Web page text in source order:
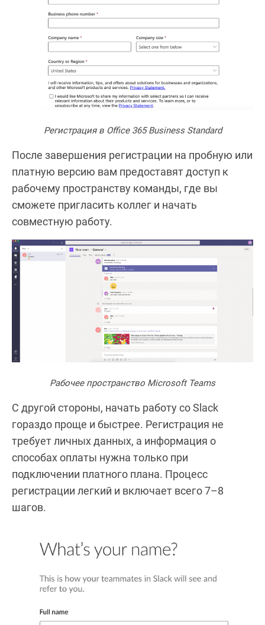
Регистрация в Office 365 Business Standard
После завершения регистрации на пробную или
платную версию вам предоставят доступ к
рабочему пространству команды, где вы
сможете пригласить коллег и начать
совместную работу.
Рабочее пространство Microsoft Teams
С другой стороны, начать работу со Slack
гораздо проще и быстрее. Регистрация не
требует личных данных, а информация о
способах оплаты нужна только при
подключении платного плана. Процесс
регистрации легкий и включает всего 7–8
шагов.